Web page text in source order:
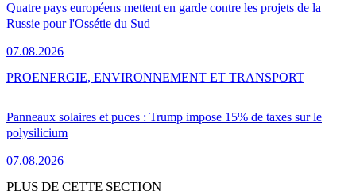
Quatre pays européens mettent en garde contre les projets de la
Russie pour l'Ossétie du Sud
07.08.2026
Panneaux solaires et puces : Trump impose 15% de taxes sur le
polysilicium
07.08.2026
PROENERGIE, ENVIRONNEMENT ET TRANSPORT
PLUS DE CETTE SECTION